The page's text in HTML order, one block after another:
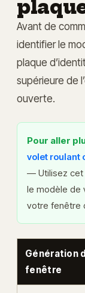
Avant de
identifier le
plaque
supérieure de
ouverte.
Pour aller
volet roulant
— Utilisez cet
le modèle de
votre fenêtre
Génération
fenêtre